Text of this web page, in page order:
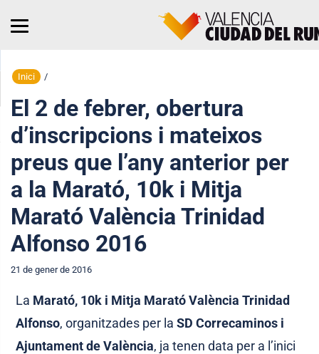
Inici /
El 2 de febrer, obertura
d’inscripcions i mateixos
preus que l’any anterior per
a la Marató, 10k i Mitja
Marató València Trinidad
Alfonso 2016
21 de gener de 2016
La Marató, 10k i Mitja Marató València Trinidad
Alfonso, organitzades per laSD Correcaminos i
Ajuntament de València, ja tenen data per a l’inici